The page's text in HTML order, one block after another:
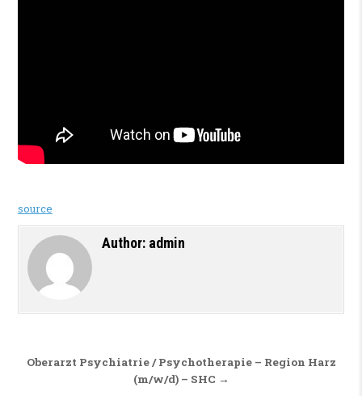
source
Author: admin
Beitragsnavigation
Oberarzt Psychiatrie / Psychotherapie – Region Harz
(m/w/d) – SHC →